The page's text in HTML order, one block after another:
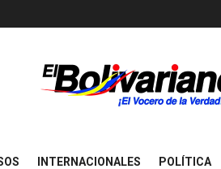
INTERNACIONALES POLÍTICA